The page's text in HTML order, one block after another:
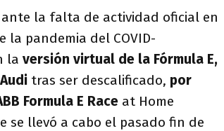
la falta de actividad oficial en
la pandemia del COVID-
la versión virtual de la Fórmula E,
tras ser descalificado, por
Formula E Race at Home
se llevó a cabo el pasado fin de